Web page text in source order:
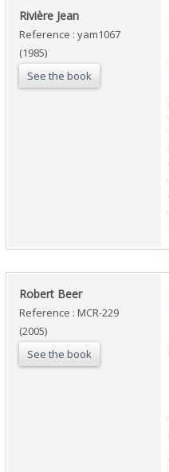
‎Rivière Jean‎
Reference : yam1067
(1985)
See the book
‎Robert Beer ‎
Reference : MCR-229
(2005)
See the book